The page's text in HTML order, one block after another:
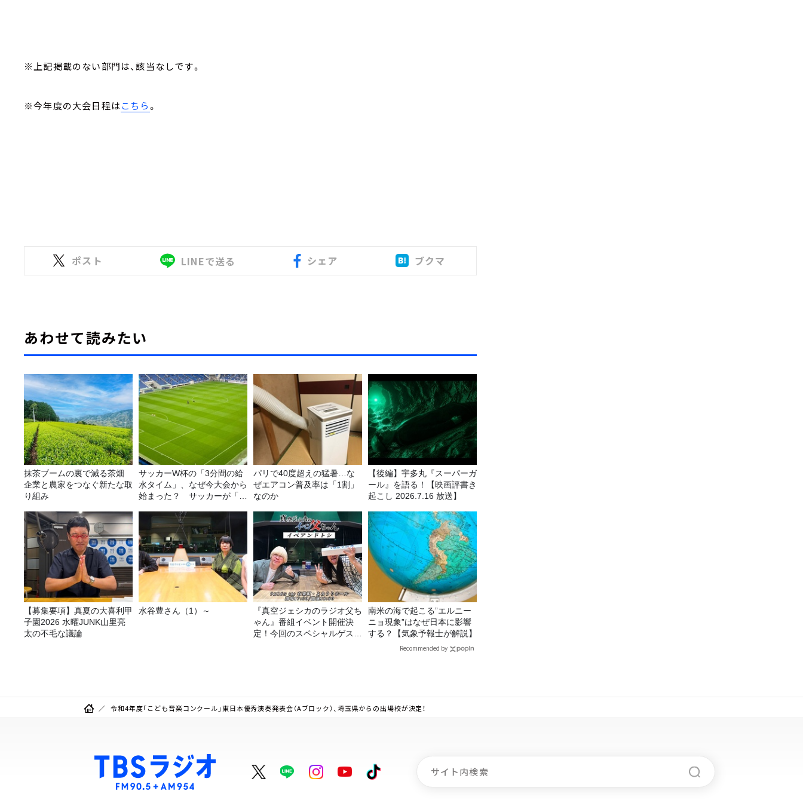
※上記掲載のない部門は、該当なしです。
※今年度の大会日程はこちら。
ポスト LINEで送る シェア ブクマ
あわせて読みたい
抹茶ブームの裏で減る茶畑
企業と農家をつなぐ新たな取
り組み
サッカーW杯の「3分間の給
水タイム」、なぜ今大会から
始まった？ サッカーが「お
パリで40度超えの猛暑…な
ぜエアコン普及率は「1割」
なのか
【後編】宇多丸『スーパーガ
ール』を語る！【映画評書き
起こし 2026.7.16 放送】
【募集要項】真夏の大喜利甲
子園2026 水曜JUNK山里亮
太の不毛な議論
水谷豊さん（1）～
『真空ジェシカのラジオ父ち
ゃん』番組イベント開催決
定！今回のスペシャルゲスト
南米の海で起こる”エルニー
ニョ現象”はなぜ日本に影響
する？【気象予報士が解説】
Recommended by
令和4年度「こども音楽コンクール」東日本優秀演奏発表会（Aブロック）、埼玉県からの出場校が決定！